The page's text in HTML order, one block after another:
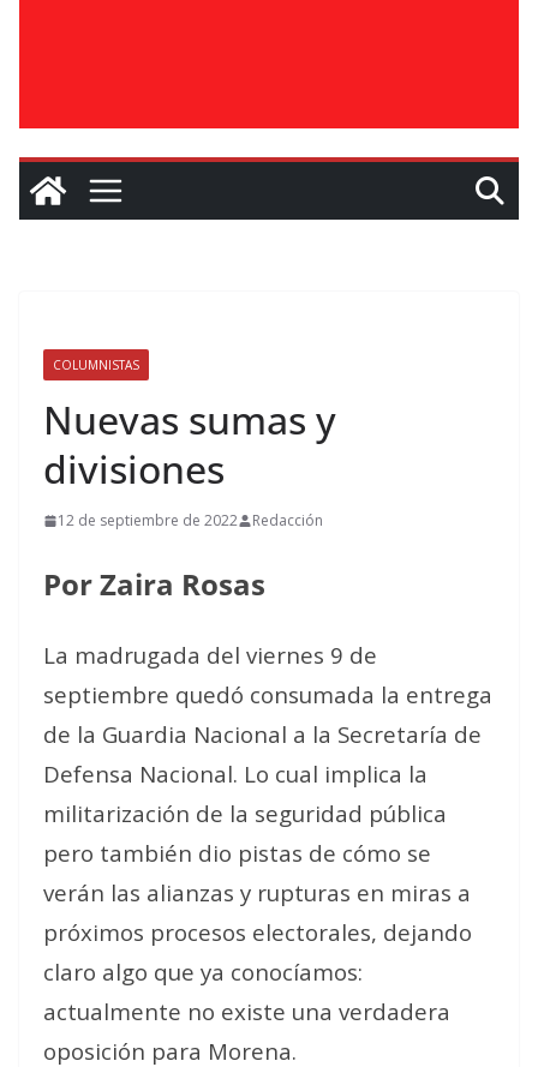
COLUMNISTAS
Nuevas sumas y
divisiones
12 de septiembre de 2022 Redacción
Por Zaira Rosas
La madrugada del viernes 9 de
septiembre quedó consumada la entrega
de la Guardia Nacional a la Secretaría de
Defensa Nacional. Lo cual implica la
militarización de la seguridad pública
pero también dio pistas de cómo se
verán las alianzas y rupturas en miras a
próximos procesos electorales, dejando
claro algo que ya conocíamos:
actualmente no existe una verdadera
oposición para Morena.